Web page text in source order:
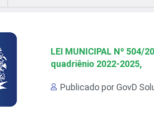
LEI MUNICIPAL Nº 504/
quadriênio 2022-2025,
Publicado por GovD